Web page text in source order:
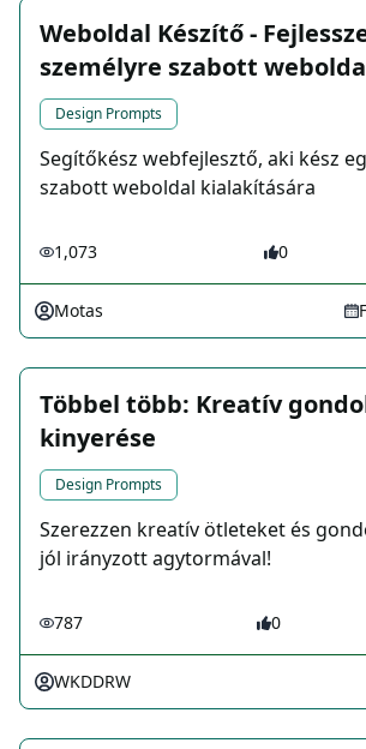
Weboldal Készítő -
személyre szabott
Design Prompts
Segítőkész webfejlesztő, aki kész
szabott weboldal kialakítására
1,073 0
Motas
Többel több: Kreatív
kinyerése
Design Prompts
Szerezzen kreatív ötleteket és
jól irányzott agytormával!
787 0
WKDDRW